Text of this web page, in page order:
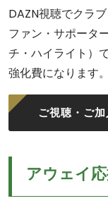
DAZN視聴でクラブ
ファン・サポータ
チ・ハイライト）
強化費になります。
ご視聴・ご
アウェイ